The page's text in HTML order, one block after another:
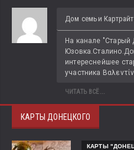
Дом семьи
На канале "Старый
интереснейшее
участника
ЧИТАТЬ ВСЁ...
КАРТЫ ДОНЕЦКОГО
КАРТЫ